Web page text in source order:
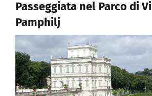
Passeggiata nel Parco di
Pamphilj